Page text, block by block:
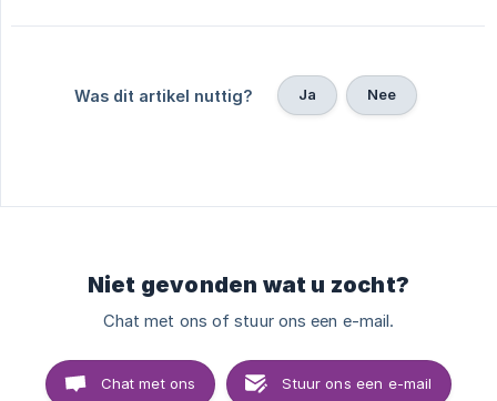
Was dit artikel nuttig? Ja Nee
Niet gevonden wat u zocht?
Chat met ons of stuur ons een e-mail.
Chat met ons Stuur ons een e-mail